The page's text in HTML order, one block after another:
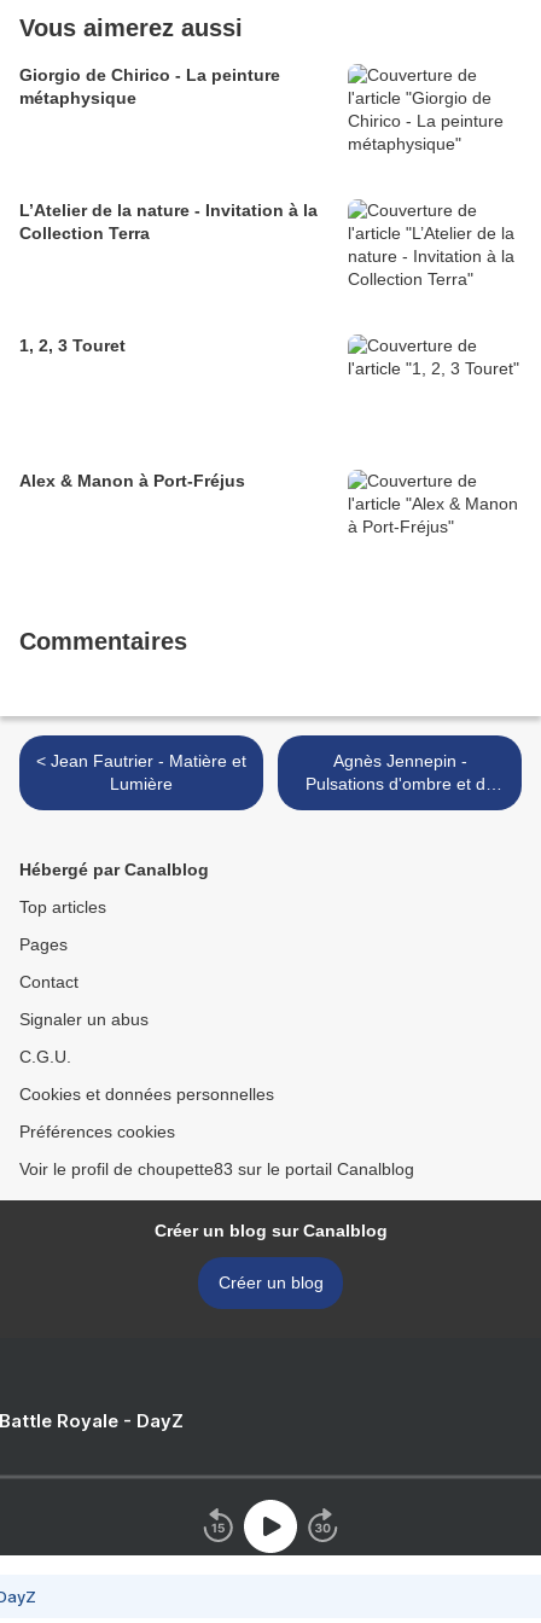
Vous aimerez aussi
Giorgio de Chirico - La peinture
métaphysique
L’Atelier de la nature - Invitation à la
Collection Terra
1, 2, 3 Touret
Alex & Manon à Port-Fréjus
Commentaires
< Jean Fautrier - Matière et
Lumière
Agnès Jennepin -
Pulsations d'ombre et de
lumière >
Hébergé par Canalblog
Top articles
Pages
Contact
Signaler un abus
C.G.U.
Cookies et données personnelles
Préférences cookies
Voir le profil de choupette83 sur le portail Canalblog
Créer un blog sur Canalblog
Créer un blog
Royale - DayZ